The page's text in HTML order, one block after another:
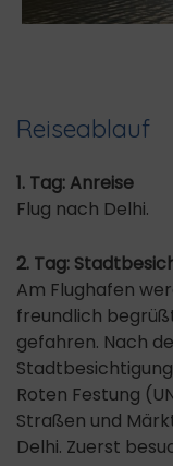
Reiseablauf
1. Tag: Anreise
Flug nach Delhi.
2. Tag:
Am Flughafen
freundlich
gefahren. Nach
Roten Festung
Straßen und
Delhi. Zuerst